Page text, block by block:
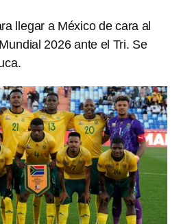
llegar a México de cara al
2026 ante el Tri. Se